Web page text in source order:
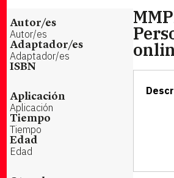
Autor/es
Autor/es
Adaptador/es
Adaptador/es
ISBN
Aplicación
Aplicación
Tiempo
Tiempo
Edad
Edad